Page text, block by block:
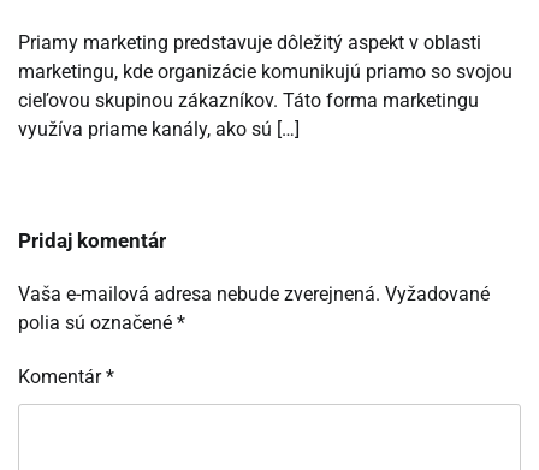
Priamy marketing predstavuje dôležitý aspekt v oblasti
marketingu, kde organizácie komunikujú priamo so svojou
cieľovou skupinou zákazníkov. Táto forma marketingu
využíva priame kanály, ako sú […]
Pridaj komentár
Vaša e-mailová adresa nebude zverejnená. Vyžadované
polia sú označené *
Komentár*